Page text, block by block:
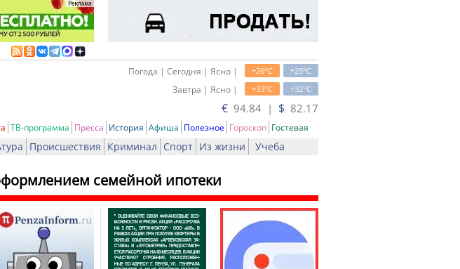
+25oC
+26oC
Погода | Сегодня | Ясно |
+32oC
+33oC
Завтра | Ясно |
€ 94.84 | $ 82.17
ТВ-программа Пресса История Афиша Полезное Гороскоп Гостевая
Происшествия Криминал Спорт Из жизни Учеба
семейной ипотеки
Печать